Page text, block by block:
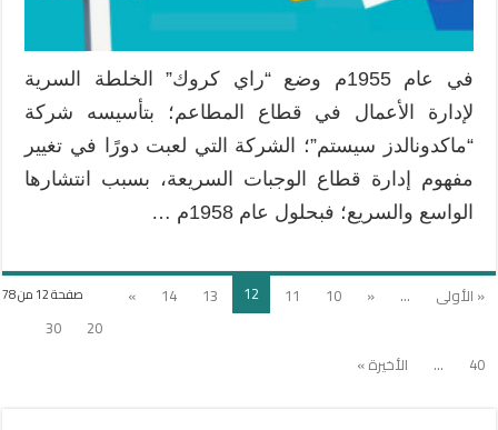
في عام 1955م وضع “راي كروك” الخلطة السرية
لإدارة الأعمال في قطاع المطاعم؛ بتأسيسه شركة
“ماكدونالدز سيستم”؛ الشركة التي لعبت دورًا في تغيير
مفهوم إدارة قطاع الوجبات السريعة، بسبب انتشارها
الواسع والسريع؛ فبحلول عام 1958م …
صفحة 12 من 78 « الأولى ...
«
10
11
12
13
14
»
20
30
40
... الأخيرة »